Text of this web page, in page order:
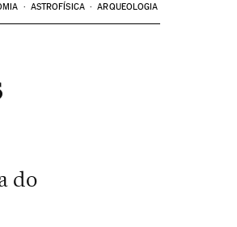
ASTROFÍSICA ARQUEOLOGIA
do